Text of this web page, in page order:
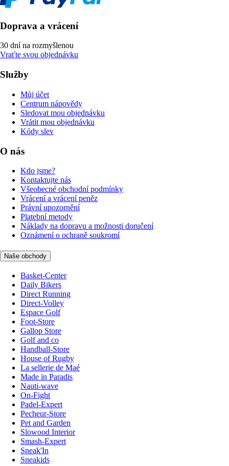
Doprava a vrácení
30 dní na rozmyšlenou
Vraťte svou objednávku
Služby
Můj účet
Centrum nápovědy
Sledovat mou objednávku
Vrátit mou objednávku
Kódy slev
O nás
Kdo jsme?
Kontaktujte nás
Všeobecné obchodní podmínky
Vrácení a vrácení peněz
Právní upozornění
Platební metody
Náklady na dopravu a možnosti doručení
Oznámení o ochraně soukromí
Naše obchody
Basket-Center
Daily Bikers
Direct Running
Direct-Volley
Espace Golf
Foot-Store
Gallop Store
Golf and co
Handball-Store
House of Rugby
La sellerie de Maé
Made in Paradis
Nauti-wave
On-Fight
Padel-Expert
Pecheur-Store
Pet and Garden
Slowood Interior
Smash-Expert
Sneak'In
Sneakids